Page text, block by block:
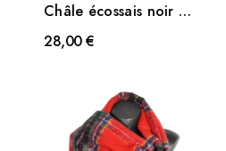
Châle écossais noir et
rouge
28,00 €